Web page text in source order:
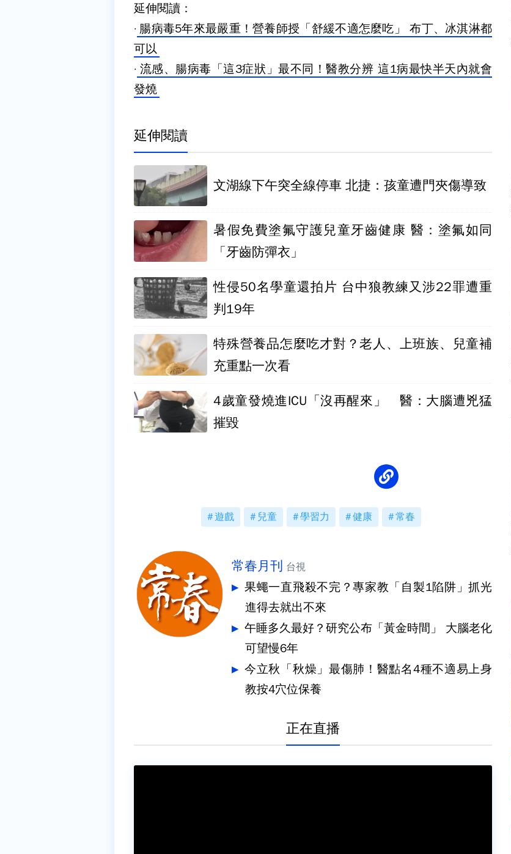
延伸閱讀：
· 腸病毒5年來最嚴重！營養師授「舒緩不適怎麼吃」 布丁、冰淇淋都
可以
· 流感、腸病毒「這3症狀」最不同！醫教分辨 這1病最快半天內就會
發燒
延伸閱讀
文湖線下午突全線停車 北捷：孩童遭門夾傷導致
暑假免費塗氟守護兒童牙齒健康 醫：塗氟如同
「牙齒防彈衣」
性侵50名學童還拍片 台中狼教練又涉22罪遭重
判19年
特殊營養品怎麼吃才對？老人、上班族、兒童補
充重點一次看
4歲童發燒進ICU「沒再醒來」 醫：大腦遭兇猛
摧毀
遊戲 兒童 學習力 健康 常春
常春月刊 台視
果蠅一直飛殺不完？專家教「自製1陷阱」抓光
進得去就出不來
午睡多久最好？研究公布「黃金時間」 大腦老化
可望慢6年
今立秋「秋燥」最傷肺！醫點名4種不適易上身
教按4穴位保養
正在直播